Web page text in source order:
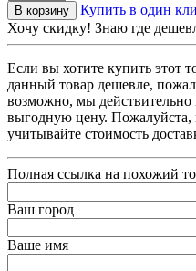
В корзину
Купить в один
Хочу скидку! Знаю где
Если вы хотите купить этот
данный товар дешевле,
возможно, мы действительно
выгодную цену. Пожалуйста,
учитывайте стоимость
Полная ссылка на похожий
Ваш город
Ваше имя